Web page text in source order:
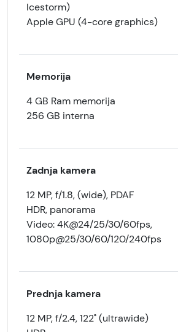
Icestorm)
Apple GPU (4-core graphics)
Memorija
4 GB Ram memorija
256 GB interna
Zadnja kamera
12 MP, f/1.8, (wide), PDAF
HDR, panorama
Video: 4K@24/25/30/60fps,
1080p@25/30/60/120/240fps
Prednja kamera
12 MP, f/2.4, 122˚ (ultrawide)